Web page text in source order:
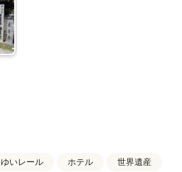
ゆいレール ホテル 世界遺産